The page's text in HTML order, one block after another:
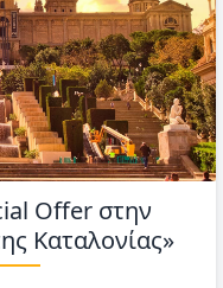
Offer στην
Καταλονίας»